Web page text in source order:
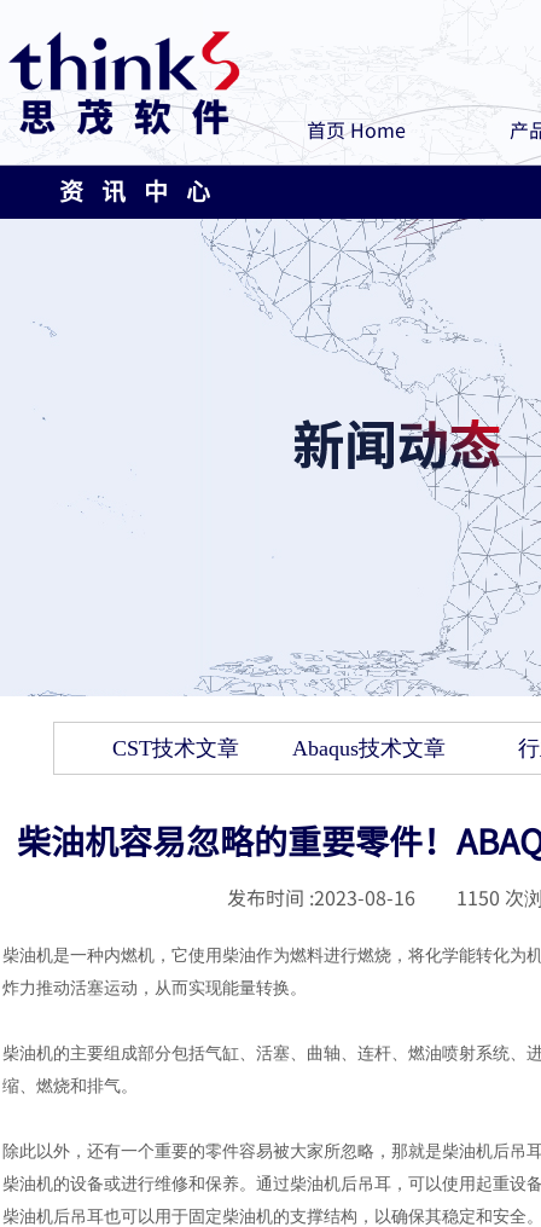
首页 Home 产
资 讯 中 心
CST技术文章 Abaqus技术文章
柴油机容易忽略的重要零件！
发布时间 :2023-08-16 1150 次
柴油机是一种内燃机，它使用柴油作为燃料进行燃烧，将化学能转化
炸力推动活塞运动，从而实现能量转换。
柴油机的主要组成部分包括气缸、活塞、曲轴、连杆、燃油喷射系统
缩、燃烧和排气。
除此以外，还有一个重要的零件容易被大家所忽略，那就是柴油机后
柴油机的设备或进行维修和保养。通过柴油机后吊耳，可以使用起重
柴油机后吊耳也可以用于固定柴油机的支撑结构，以确保其稳定和安全